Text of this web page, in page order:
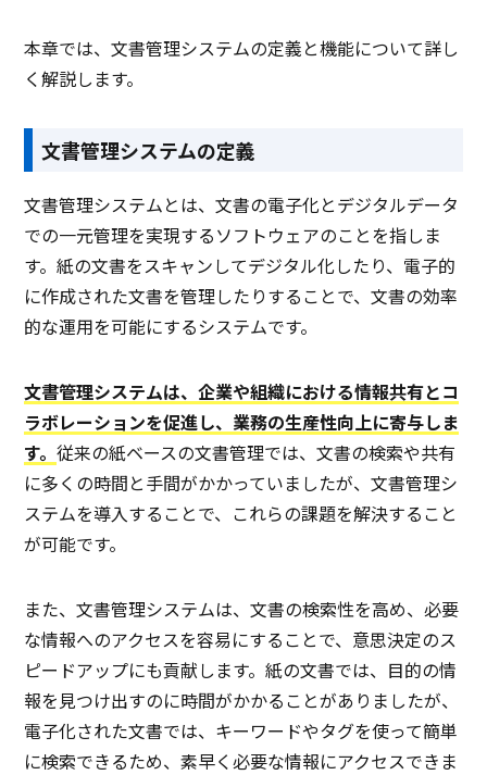
本章では、文書管理システムの定義と機能について詳し
く解説します。
文書管理システムの定義
文書管理システムとは、文書の電子化とデジタルデータ
での一元管理を実現するソフトウェアのことを指しま
す。紙の文書をスキャンしてデジタル化したり、電子的
に作成された文書を管理したりすることで、文書の効率
的な運用を可能にするシステムです。
文書管理システムは、企業や組織における情報共有とコ
ラボレーションを促進し、業務の生産性向上に寄与しま
す。従来の紙ベースの文書管理では、文書の検索や共有
に多くの時間と手間がかかっていましたが、文書管理シ
ステムを導入することで、これらの課題を解決すること
が可能です。
また、文書管理システムは、文書の検索性を高め、必要
な情報へのアクセスを容易にすることで、意思決定のス
ピードアップにも貢献します。紙の文書では、目的の情
報を見つけ出すのに時間がかかることがありましたが、
電子化された文書では、キーワードやタグを使って簡単
に検索できるため、素早く必要な情報にアクセスできま